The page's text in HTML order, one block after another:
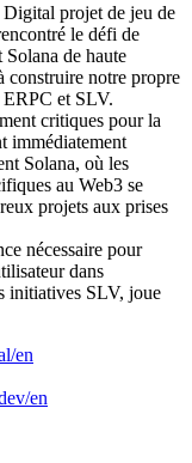
Digital projet de jeu de
le défi de
de haute
construire notre propre
ERPC et SLV.
critiques pour la
immédiatement
Solana, où les
au Web3 se
projets aux prises
nécessaire pour
dans
initiatives SLV, joue
en
en